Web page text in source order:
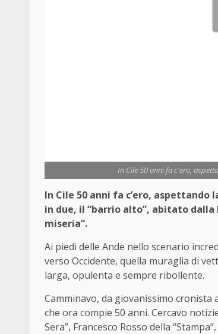
In Cile 50 anni fa c'ero,
In Cile 50 anni fa c’ero, aspettando
in due, il “barrio alto”, abitato dalla
miseria”.
Ai piedi delle Ande nello scenario
verso Occidente, quella muraglia di
larga, opulenta e sempre ribollente.
Camminavo, da giovanissimo cronista
che ora compie 50 anni. Cercavo
Sera”, Francesco Rosso della